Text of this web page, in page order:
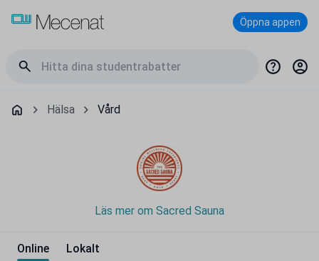
Öppna appen
Hälsa Vård
Läs mer om Sacred Sauna
Online Lokalt